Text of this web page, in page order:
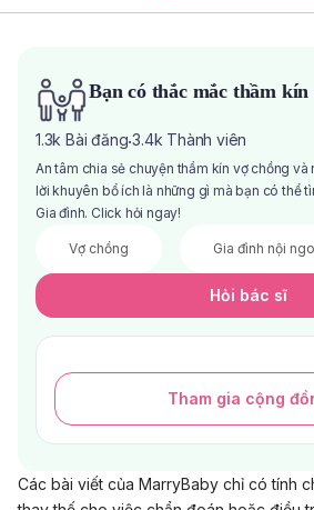
Bạn có thắc mắc thầm kín
1.3k Bài đăng·3.4k Thành viên
An tâm chia sẻ chuyện thầm kín vợ chồng và
lời khuyên bổ ích là những gì mà bạn có thể
Gia đình. Click hỏi ngay!
Vợ chồng Gia đình nội
Hỏi bác sĩ
Tham gia cộng
Các bài viết của MarryBaby chỉ có tính